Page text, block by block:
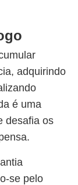
adquirindo
é uma
desafia os
se pelo